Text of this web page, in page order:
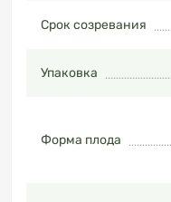
Срок созревания
Упаковка
Форма плода